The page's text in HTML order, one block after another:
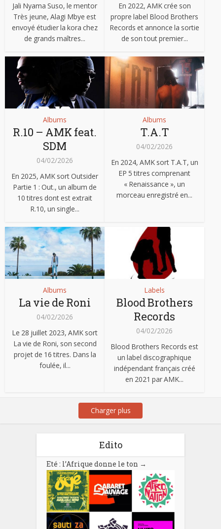
Jali Nyama Suso, le mentor
Très jeune, Alagi Mbye est
envoyé étudier la kora chez
de grands maîtres...
En 2022, AMK crée son
propre label Blood Brothers
Records et annonce la sortie
de son tout premier...
Albums
R.10 – AMK feat.
SDM
04/02/2026
En 2025, AMK sort Outsider
Partie 1 : Out., un album de
10 titres dont est extrait
R.10, un single...
Albums
T.A.T
04/02/2026
En 2024, AMK sort T.A.T, un
EP 5 titres comprenant
« Renaissance », un
morceau enregistré en...
Albums
La vie de Roni
04/02/2026
Le 28 juillet 2023, AMK sort
La vie de Roni, son second
projet de 16 titres. Dans la
foulée, il...
Labels
Blood Brothers
Records
04/02/2026
Blood Brothers Records est
un label discographique
indépendant français créé
en 2021 par AMK...
Charger plus
Edito
Eté : l’Afrique donne le ton →